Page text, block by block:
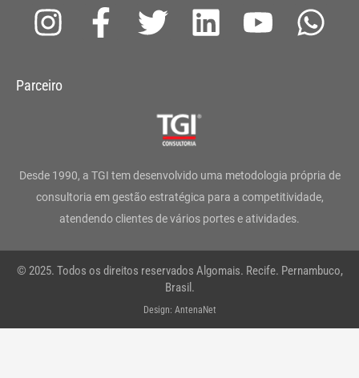
I
s
g
r
a
m
F
a
o
o
k
-
T
t
e
r
L
d
i
n
Y
b
e
W
a
p
Parceiro
Desde 1990, a TGI tem desenvolvido uma metodologia própria de
consultoria em gestão estratégica para a competitividade,
atendendo clientes de vários portes e atividades.
© 2025. Todos os direitos reservados Algomais. Recife. Pernambuco,
Brasil.
Design: AntenaNet